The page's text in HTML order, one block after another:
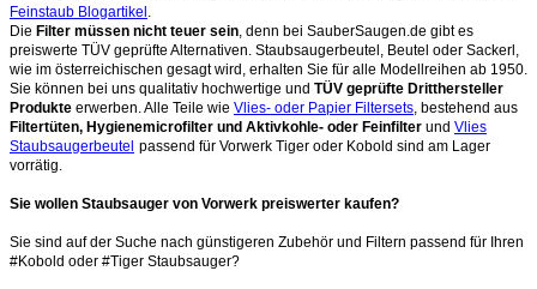
Feinstaub Blogartikel
Die Filter müssen nicht teuer sein , denn bei SauberSaugen.de gibt es
preiswerte TÜV geprüfte Alternativen. Staubsaugerbeutel, Beutel oder Sackerl,
wie im österreichischen gesagt wird, erhalten Sie für alle Modellreihen ab 1950.
Sie können bei uns qualitativ hochwertige und TÜV geprüfte Dritthersteller
Produkte erwerben. Alle Teile wie Vlies- oder Papier Filtersets , bestehend aus
Filtertüten, Hygienemicrofilter und Aktivkohle- oder Feinfilter und Vlies
Staubsaugerbeutel passend für Vorwerk Tiger oder Kobold sind am Lager
vorrätig.
Sie wollen Staubsauger von Vorwerk preiswerter kaufen?
Sie sind auf der Suche nach günstigeren Zubehör und Filtern passend für Ihren
#Kobold oder #Tiger Staubsauger?